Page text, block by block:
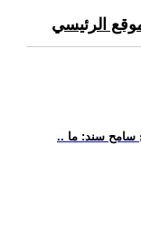
الرئيسي
سامح سند: ما